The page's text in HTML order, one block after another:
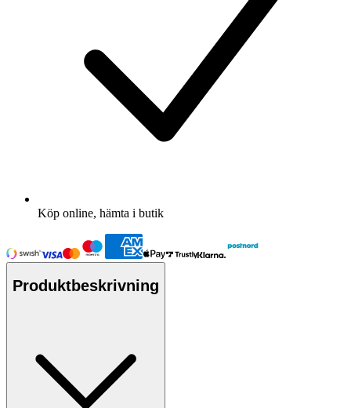
Köp online, hämta i butik
Produktbeskrivning